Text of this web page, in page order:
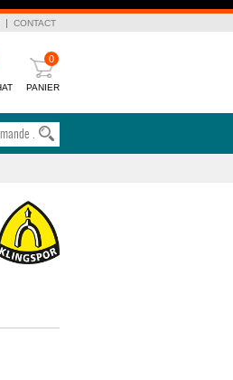
CONTACT
0
PANIER